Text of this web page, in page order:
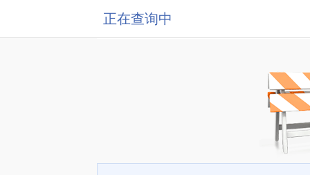
正在查询中